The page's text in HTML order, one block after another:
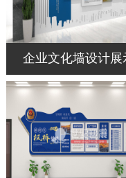
企业文化墙设计展